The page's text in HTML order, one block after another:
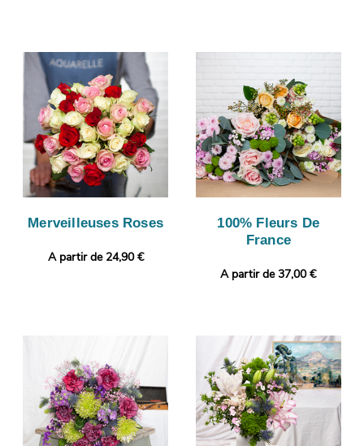
Merveilleuses Roses
A partir de 24,90 €
100% Fleurs De
France
A partir de 37,00 €